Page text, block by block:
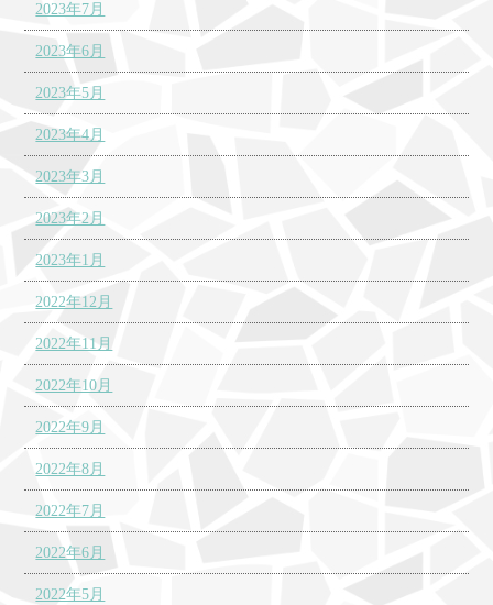
2023年7月
2023年6月
2023年5月
2023年4月
2023年3月
2023年2月
2023年1月
2022年12月
2022年11月
2022年10月
2022年9月
2022年8月
2022年7月
2022年6月
2022年5月